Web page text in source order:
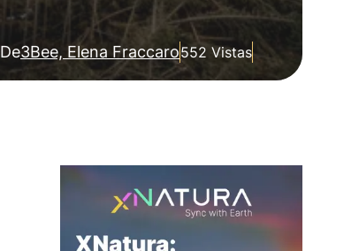
De3Bee, Elena Fraccaro552 Vistas